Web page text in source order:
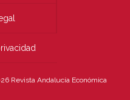
Revista Andalucía Económica